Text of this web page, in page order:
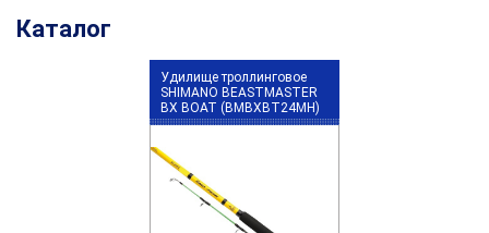
Каталог
Удилище троллинговое
SHIMANO BEASTMASTER
BX BOAT (BMBXBT24MH)